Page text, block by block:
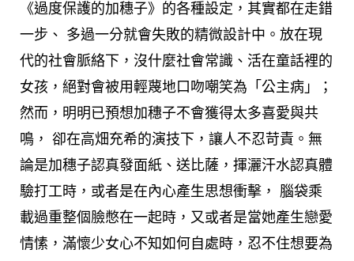
《過度保護的加穗子》的各種設定，其實都在走錯
一步、 多過一分就會失敗的精微設計中。放在現
代的社會脈絡下，沒什麼社會常識、活在童話裡的
女孩，絕對會被用輕蔑地口吻嘲笑為「公主病」；
然而，明明已預想加穗子不會獲得太多喜愛與共
鳴， 卻在高畑充希的演技下，讓人不忍苛責。無
論是加穗子認真發面紙、送比薩，揮灑汗水認真體
驗打工時，或者是在內心產生思想衝擊， 腦袋乘
載過重整個臉憋在一起時，又或者是當她產生戀愛
情愫，滿懷少女心不知如何自處時，忍不住想要為